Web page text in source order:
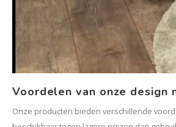
Voordelen van onze design
Onze producten bieden verschillende